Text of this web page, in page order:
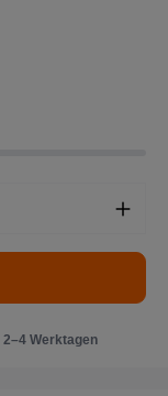
2–4 Werktagen